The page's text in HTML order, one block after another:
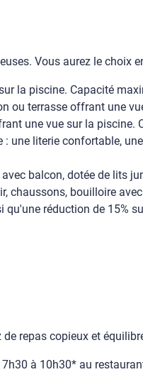
Vous aurez le choix
la piscine. Capacité
ou terrasse offrant une
une vue sur la
une literie confortable,
avec balcon, dotée de lits
chaussons, bouilloire
réduction de 15%
de repas copieux et
à 10h30* au